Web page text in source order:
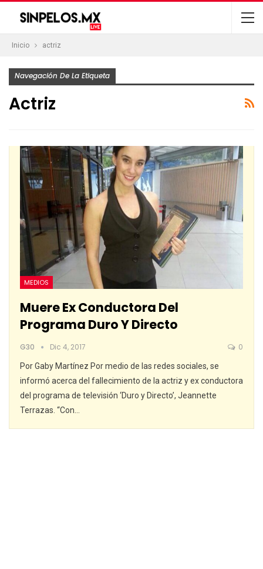
Inicio actriz
Navegación De La Etiqueta
Actriz
MEDIOS
Muere Ex Conductora Del
Programa Duro Y Directo
G30 Dic 4, 2017 0
Por Gaby Martínez Por medio de las redes sociales, se
informó acerca del fallecimiento de la actriz y ex conductora
del programa de televisión ‘Duro y Directo’, Jeannette
Terrazas. “Con…